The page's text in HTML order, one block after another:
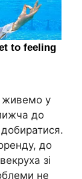
живемо у
до
до
зі
не